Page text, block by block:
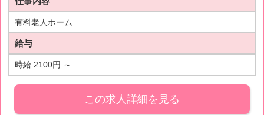
有料老人ホーム
給与
時給 2100円 ～
この求人詳細を見る